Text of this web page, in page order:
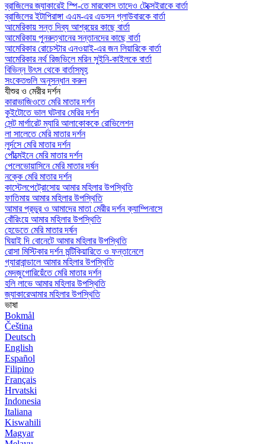
ব্রাজিলের জ্যাকারেই স্পি-তে মারকোস তাদেও টেক্সেইরাকে বার্তা
ব্রাজিলের ইটাপিরাঙ্গা এএম-এর এডসন গ্লাউবারকে বার্তা
আমেরিকায় সন্ত দিব্য আশ্রয়ের কাছে বার্তা
আমেরিকায় পুনরুত্থানের সন্তানদের কাছে বার্তা
আমেরিকার রোচেস্টার এনওয়াই-এর জন লিয়ারিকে বার্তা
আমেরিকার নর্থ রিজভিলে মরিন সুইনি-কাইলকে বার্তা
বিভিন্ন উৎস থেকে বার্তাসমূহ
সংকেতগুলি অনুসন্ধান করুন
যীশুর ও মেরীর দর্শন
কারাভাজিওতে মেরি মাতার দর্শন
কুইটোতে ভাল ঘটনার মেরির দর্শন
সেন্ট মার্গারেট ম্যারি আলাকোককে রোভিলেশন
লা সালেতে মেরি মাতার দর্শন
লুর্দসে মেরি মাতার দর্শন
পোঁত্মেইনে মেরি মাতার দর্শন
পেলেভোয়াসিনে মেরি মাতার দর্ষন
নক্কে মেরি মাতার দর্শন
কাস্টেলপেট্রোসোয় আমার মহিলার উপস্থিতি
ফাতিমায় আমার মহিলার উপস্থিতি
আমার প্রভুর ও আমাদের মাতা মেরীর দর্শন ক্যাম্পিনাসে
বোঁরিংয়ে আমার মহিলার উপস্থিতি
হেডেতে মেরি মাতার দর্ষন
ঘিয়াই দি বোনেটে আমার মহিলার উপস্থিতি
রোসা মিস্টিকার দর্শন মন্টিকিয়ারিতে ও ফন্তানেলে
গ্যারাবান্ডালে আমার মহিলার উপস্থিতি
মেদজুগোরিয়েঁতে মেরি মাতার দর্শন
হলি লাভে আমার মহিলার উপস্থিতি
জ্যাকারেআমার মহিলার উপস্থিতি
ভাষা
Bokmål
Čeština
Deutsch
English
Español
Filipino
Français
Hrvatski
Indonesia
Italiana
Kiswahili
Magyar